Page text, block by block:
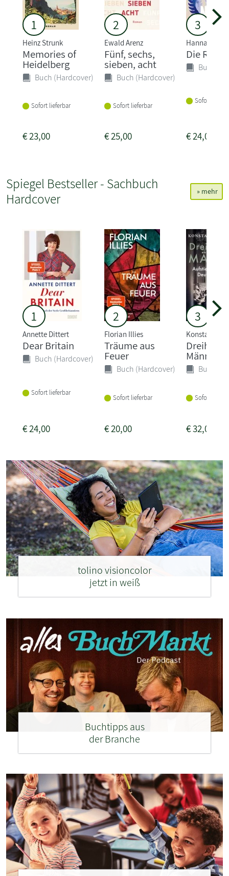
1
Heinz Strunk
Memories of
Heidelberg
Buch (Hardcover)
Sofort lieferbar
€23,00
2
Ewald Arenz
Fünf, sechs,
sieben, acht
Buch (Hardcover)
Sofort lieferbar
€25,00
3
Hannah
Die
Buch
Sofort
€24,00
Spiegel Bestseller - Sachbuch
Hardcover
» mehr
1
Annette Dittert
Dear Britain
Buch (Hardcover)
Sofort lieferbar
€24,00
2
Florian Illies
Träume aus
Feuer
Buch (Hardcover)
Sofort lieferbar
€20,00
3
Konstantin
Männer
Buch
Sofort
€32,00
tolino visioncolor
jetzt in weiß
Buchtipps aus
der Branche